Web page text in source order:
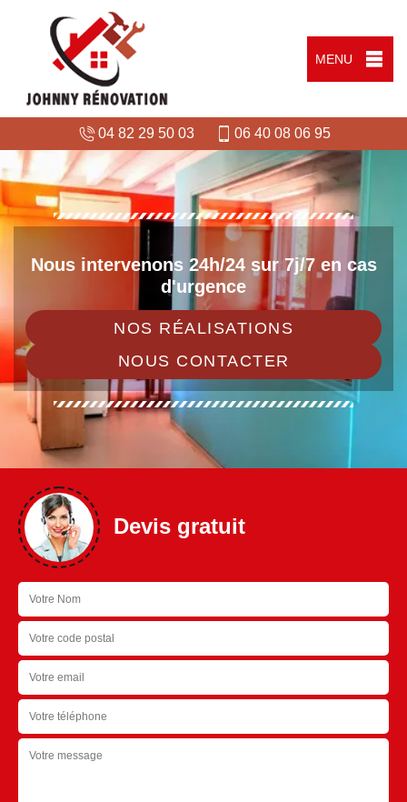
MENU
04 82 29 50 03 06 40 08 06 95
Nous intervenons 24h/24 sur 7j/7 en cas
d'urgence
NOS RÉALISATIONS
NOUS CONTACTER
Devis gratuit